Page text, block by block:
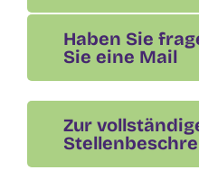
Haben Sie
Sie eine Mail
Zur